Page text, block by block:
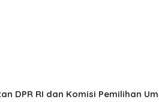
DPR RI dan Komisi Pemilihan